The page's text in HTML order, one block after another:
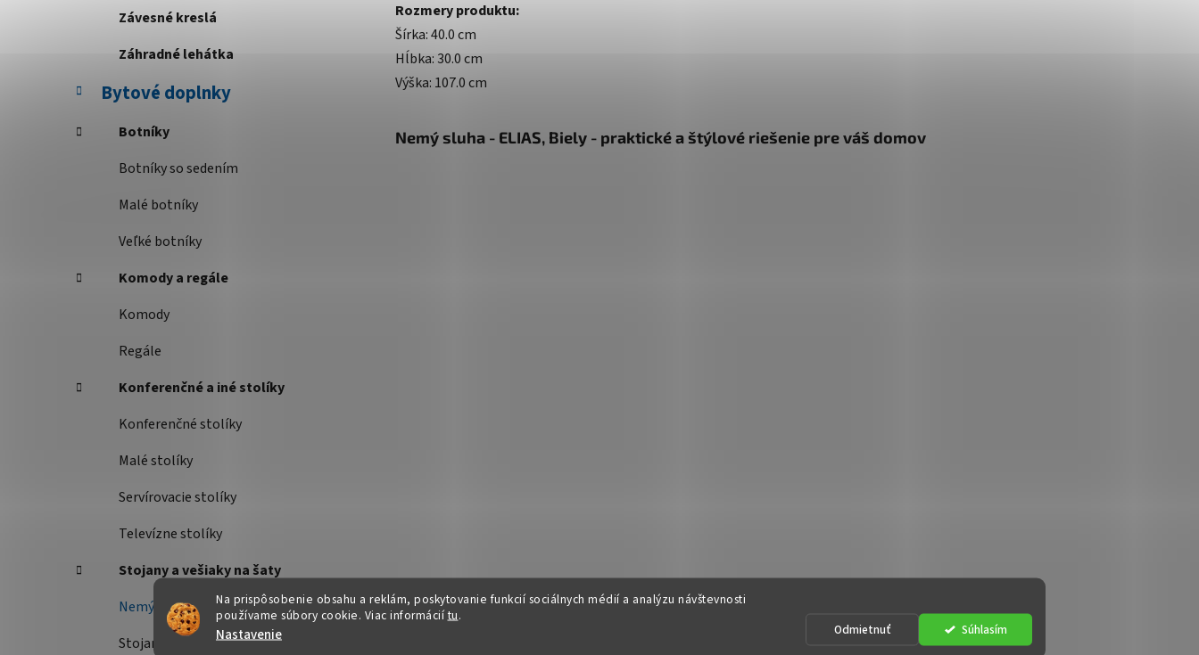
Na prispôsobenie obsahu a reklám, poskytovanie funkcií sociálnych médií a analýzu návštevnosti
používame súbory cookie. Viac informáciítu.
Nastavenie Odmietnuť Súhlasím
Závesné kreslá
Záhradné lehátka
Bytové doplnky
Botníky
Botníky so sedením
Malé botníky
Veľké botníky
Komody a regále
Komody
Regále
Konferenčné a iné stolíky
Konferenčné stolíky
Malé stolíky
Servírovacie stolíky
Televízne stolíky
Stojany a vešiaky na šaty
Nemý sluha
Stojany na šaty
Rozmery produktu:
Šírka: 40.0 cm
Hĺbka: 30.0 cm
Výška: 107.0 cm
Nemý sluha - ELIAS, Biely - praktické a štýlové riešenie pre váš domov